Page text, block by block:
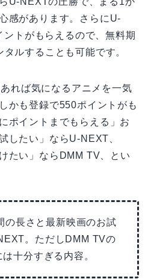
感があります。さらにU-
トがもらえるので、無料期
ルすることも可能です。
れば気になるアニメを一気
かも登録で550ポイントがも
ポイントまでもらえる」お
したい」ならU-NEXT、
たい」ならDMM TV、とい
の長さと最新映画のお試
。ただしDMM TVの
十分すぎる内容。